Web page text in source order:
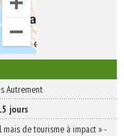
Autrement
jours
mais de tourisme à impact »-